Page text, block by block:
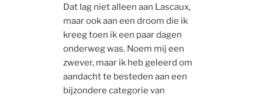
Dat lag niet alleen aan Lascaux,
maar ook aan een droom die ik
kreeg toen ik een paar dagen
onderweg was. Noem mij een
zwever, maar ik heb geleerd om
aandacht te besteden aan een
bijzondere categorie van